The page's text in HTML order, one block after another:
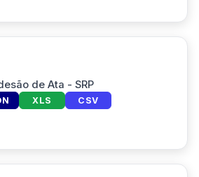
de Ata - SRP
XLS CSV